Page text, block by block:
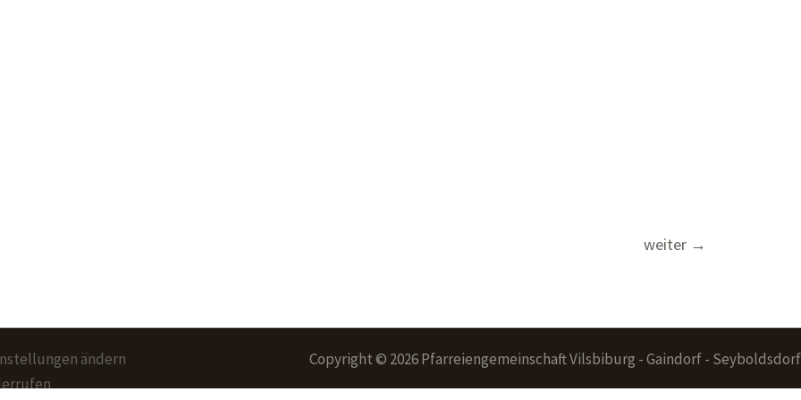
weiter →
ändern
Copyright © 2026 Pfarreiengemeinschaft Vilsbiburg - Gaindorf - Seyboldsdorf